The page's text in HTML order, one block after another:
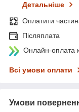
Детальніше
Оплатити
Післяплата
Онлайн-оплата
Всі умови оплати
Умови